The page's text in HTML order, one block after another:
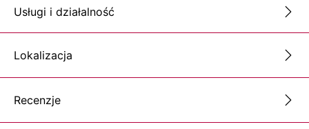
Usługi i działalność
Lokalizacja
Recenzje